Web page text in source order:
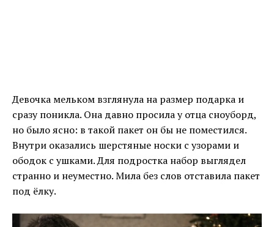
Девочка мельком взглянула на размер подарка и
сразу поникла. Она давно просила у отца сноуборд,
но было ясно: в такой пакет он бы не поместился.
Внутри оказались шерстяные носки с узорами и
ободок с ушками. Для подростка набор выглядел
странно и неуместно. Мила без слов отставила пакет
под ёлку.